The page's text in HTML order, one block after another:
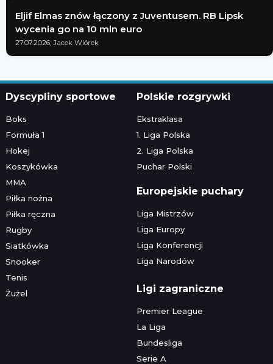
Eljif Elmas znów łączony z Juventusem. RB Lipsk
wycenia go na 10 mln euro
27.07.2026; Jacek Wiórek
Dyscypliny sportowe
Boks
Formuła 1
Hokej
Koszykówka
MMA
Piłka nożna
Piłka ręczna
Rugby
Siatkówka
Snooker
Tenis
Żużel
Polskie rozgrywki
Ekstraklasa
1. Liga Polska
2. Liga Polska
Puchar Polski
Europejskie puchary
Liga Mistrzów
Liga Europy
Liga Konferencji
Liga Narodów
Ligi zagraniczne
Premier League
La Liga
Bundesliga
Serie A